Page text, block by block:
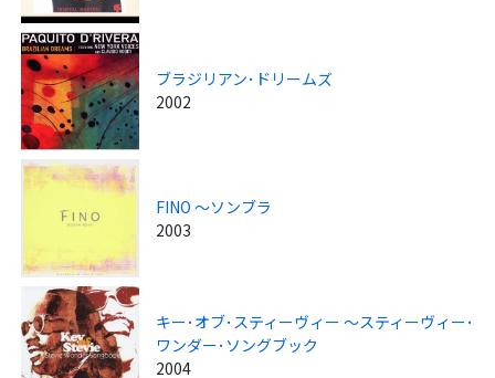
ブラジリアン･ドリームズ
2002
FINO ～ソンブラ
2003
キー･オブ･スティーヴィー ～スティーヴィー･
ワンダー･ソングブック
2004